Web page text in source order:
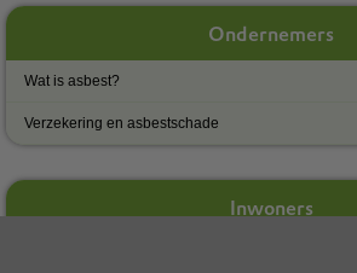
Ondernemers
Wat is asbest?
Verzekering en asbestschade
Inwoners